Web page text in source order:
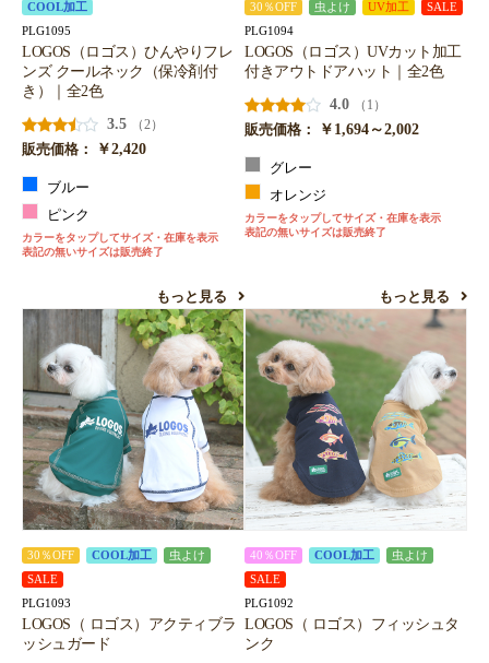
COOL加工
PLG1095
LOGOS（ロゴス）ひんやりフレ
ンズ クールネック（保冷剤付
き）｜全2色
3.5
（2）
販売価格：
￥2,420
ブルー
ピンク
カラーをタップしてサイズ・在庫を表示
表記の無いサイズは販売終了
もっと見る
30％OFF 虫よけ UV加工 SALE
PLG1094
LOGOS（ロゴス）UVカット加工
付きアウトドアハット｜全2色
4.0
（1）
販売価格：
￥1,694～2,002
グレー
オレンジ
カラーをタップしてサイズ・在庫を表示
表記の無いサイズは販売終了
もっと見る
30％OFF COOL加工
虫よけ
SALE
PLG1093
LOGOS（ ロゴス）アクティブラ
ッシュガード
40％OFF COOL加工
虫よけ
SALE
PLG1092
LOGOS（ ロゴス）フィッシュタ
ンク